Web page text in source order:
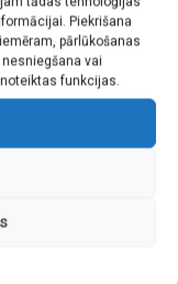
Piekrišana
pārlūkošanas
vai
funkcijas.
Liepājā
tradīcijas,
un pilsētas